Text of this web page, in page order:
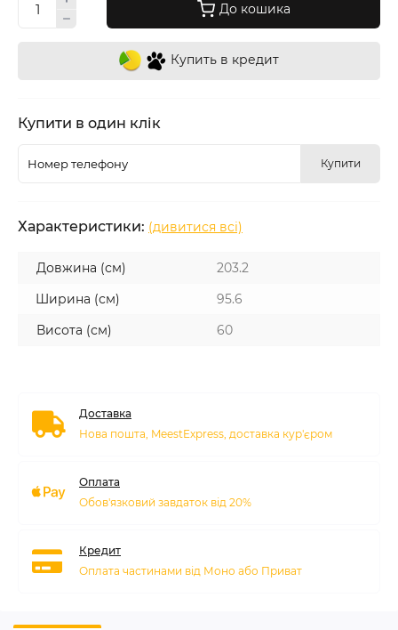
До кошика
Купить в кредит
Купити в один клік
Купити
Характеристики: (дивитися всі)
Довжина (см)
203.2
Ширина (см)
95.6
Висота (см)
60
Доставка
Нова пошта, MeestExpress, доставка кур'єром
Оплата
Обов'язковий завдаток від 20%
Кредит
Оплата частинами від Моно або Приват